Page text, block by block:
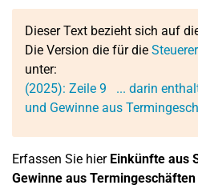
Dieser Text bezieht sich auf
Die Version die für die
unter:
(2025): Zeile 9
... darin
und Gewinne aus
Erfassen Sie hier Einkünfte aus
Gewinne aus Termingeschäften